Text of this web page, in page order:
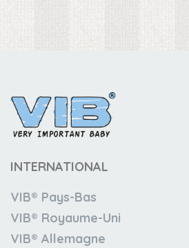
INTERNATIONAL
VIB® Pays-Bas
VIB® Royaume-Uni
VIB® Allemagne